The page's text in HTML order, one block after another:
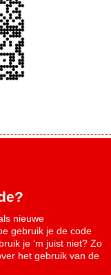
nieuwe
gebruik je de code
je ‘m juist niet? Zo
het gebruik van de